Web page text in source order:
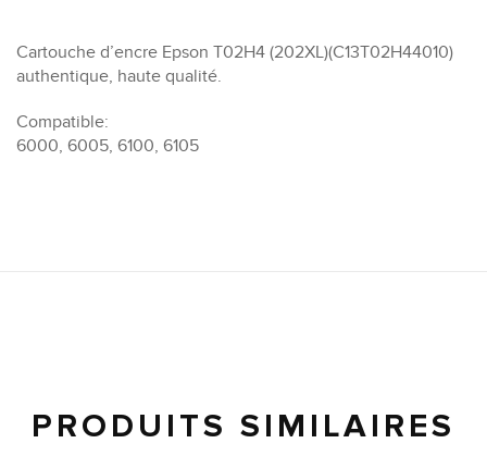
Cartouche d’encre Epson T02H4 (202XL)(C13T02H44010)
authentique, haute qualité.
Compatible:
6000, 6005, 6100, 6105
PRODUITS SIMILAIRES